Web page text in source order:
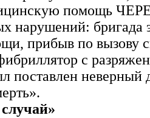
помощь
нарушений: бригада
прибыв по вызову
с
поставлен неверный